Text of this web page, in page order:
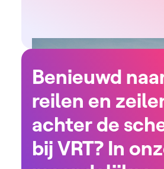
Benieuwd
reilen en
achter de
bij VRT? In